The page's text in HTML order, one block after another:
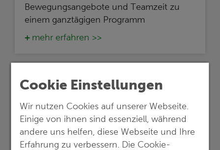
Cookie Einstellungen
Wir nutzen Cookies auf unserer Webseite.
Einige von ihnen sind essenziell, während
andere uns helfen, diese Webseite und Ihre
Erfahrung zu verbessern. Die Cookie-
Bewegungsangebote und Teamzeit zu
einem ganztägigen Programm
mehr erfahren >>